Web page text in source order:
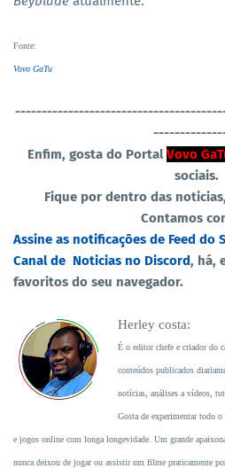
Fonte:
Vovo GaTu
----------------------------------
Enfim, gosta do PortalVovo
sociais.
Fique por dentro das
Contamos
Assine as notificações de Feed do
Canal de Noticias no Discord, há,
favoritos do seu navegador.
Herley costa:
É o editor chefe e criador do
conteúdos publicados
notícias, análises a vídeos,
Gosta de experimentar todo
e jogos online com longa longevidade. Um grande
nunca deixou de jogar ou assistir um filme praticamente